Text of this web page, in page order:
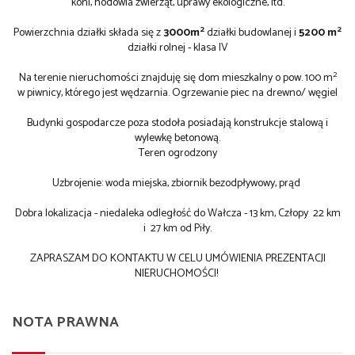
Powierzchnia działki składa się z3000m2działki budowlanej i5200 m2
działki rolnej - klasa IV
Na terenie nieruchomości znajduję się dom mieszkalny o pow. 100 m2
w piwnicy, którego jest wędzarnia. Ogrzewanie piec na drewno/ węgiel
Budynki gospodarcze poza stodoła posiadają konstrukcje stalową i
wylewkę betonową.
Teren ogrodzony
Uzbrojenie: woda miejska, zbiornik bezodpływowy, prąd
Dobra lokalizacja - niedaleka odległość do Wałcza - 13 km, Człopy 22 km
i 27 km od Piły.
ZAPRASZAM DO KONTAKTU W CELU UMÓWIENIA PREZENTACJI
NIERUCHOMOŚCI!
NOTA PRAWNA